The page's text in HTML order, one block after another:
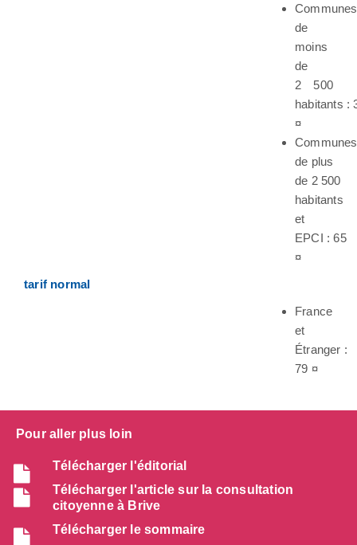
Communes
de
moins
de
2 500
habitants :
¤
Communes
de plus
de 2 500
habitants
et
EPCI : 65
¤
tarif normal
France
et
Étranger :
79 ¤
Pour aller plus loin
Télécharger l'éditorial
Télécharger l'article sur la consultation
citoyenne à Brive
Télécharger le sommaire